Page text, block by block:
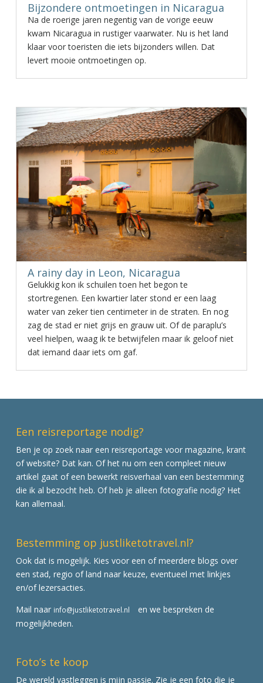
Bijzondere ontmoetingen in Nicaragua
Na de roerige jaren negentig van de vorige eeuw
kwam Nicaragua in rustiger vaarwater. Nu is het land
klaar voor toeristen die iets bijzonders willen. Dat
levert mooie ontmoetingen op.
A rainy day in Leon, Nicaragua
Gelukkig kon ik schuilen toen het begon te
stortregenen. Een kwartier later stond er een laag
water van zeker tien centimeter in de straten. En nog
zag de stad er niet grijs en grauw uit. Of de paraplu’s
veel hielpen, waag ik te betwijfelen maar ik geloof niet
dat iemand daar iets om gaf.
Een reisreportage nodig?
Ben je op zoek naar een reisreportage voor magazine, krant
of website? Dat kan. Of het nu om een compleet nieuw
artikel gaat of een bewerkt reisverhaal van een bestemming
die ik al bezocht heb. Of heb je alleen fotografie nodig? Het
kan allemaal.
Bestemming op justliketotravel.nl?
Ook dat is mogelijk. Kies voor een of meerdere blogs over
een stad, regio of land naar keuze, eventueel met linkjes
en/of lezersacties.
Mail naar info@justliketotravel.nl
en we bespreken de
mogelijkheden.
Foto’s te koop
De wereld vastleggen is mijn passie. Zie je een foto die je